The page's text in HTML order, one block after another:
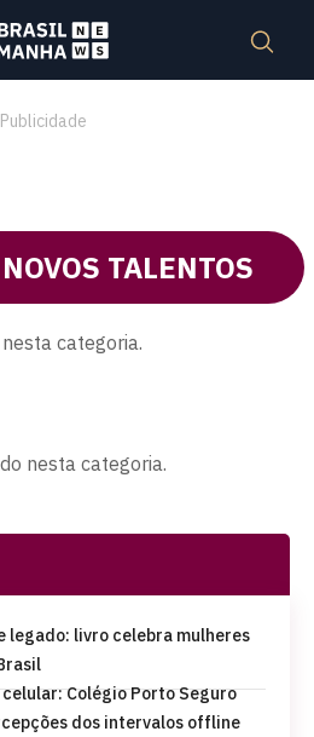
Publicidade
TALENTOS
categoria.
nesta categoria.
legado: livro celebra mulheres
Colégio Porto Seguro
dos intervalos offline